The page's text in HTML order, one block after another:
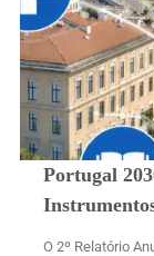
Portugal
O 2º Relatório